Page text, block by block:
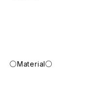
○Material○